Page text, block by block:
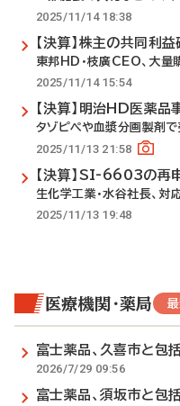
2025/11/14 18:38
【決算】株主の共同利
東邦HD・枝廣CEO、大量
2025/11/14 15:54
【決算】明治HD医薬
タゾピペや血漿分画製剤
2025/11/13 21:58
【決算】SI-6603の再
生化学工業・水谷社長、対
2025/11/13 19:48
医療機関・薬局
富士薬品、久喜市と包
2026/7/29 09:56
富士薬品、須坂市と包